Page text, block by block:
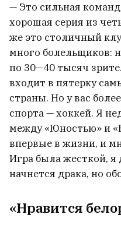
— Это сильная
хорошая серия из
же это столичный
много болельщиков:
по 30—40 тысяч
входит в пятерку
страны. Но у вас
спорта — хоккей. Я
между «Юностью» и
впервые в жизни, и
Игра была жесткой,
начнется драка, но
«Нравится